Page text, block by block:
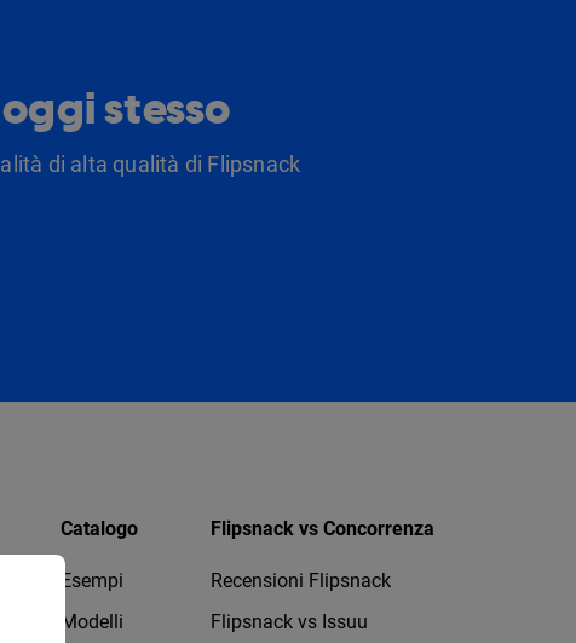
stesso
di alta qualità di Flipsnack
Catalogo
Esempi
Modelli
Flipsnack vs Concorrenza
Recensioni Flipsnack
Flipsnack vs Issuu